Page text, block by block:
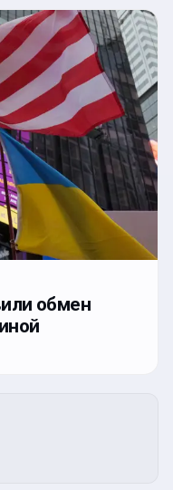
обмен